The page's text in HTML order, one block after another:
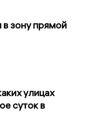
зону прямой
улицах
суток в